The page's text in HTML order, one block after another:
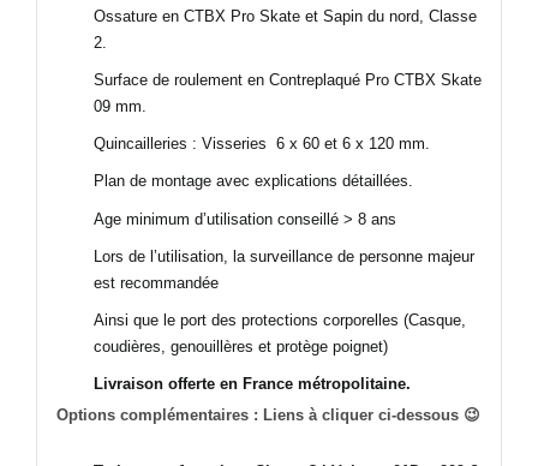
Ossature en CTBX Pro Skate et Sapin du nord, Classe
2.
Surface de roulement en Contreplaqué Pro CTBX Skate
09 mm.
Quincailleries : Visseries 6 x 60 et 6 x 120 mm.
Plan de montage avec explications détaillées.
Age minimum d’utilisation conseillé > 8 ans
Lors de l’utilisation, la surveillance de personne majeur
est recommandée
Ainsi que le port des protections corporelles (Casque,
coudières, genouillères et protège poignet)
Livraison offerte en France métropolitaine.
Options complémentaires : Liens à cliquer ci-dessous 😉